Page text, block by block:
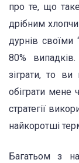
про те, що
дрібним
дурнів своїми
80%
зіграти, то
обіграти мене
стратегії
найкоротші
Багатьом з